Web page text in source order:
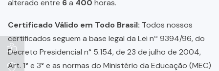
alterado entre 6a 400 horas.
Certificado Válido em Todo Brasil: Todos nossos
certificados seguem a base legal da Lei nº 9394/96, do
Decreto Presidencial n° 5.154, de 23 de julho de 2004,
Art. 1° e 3° e as normas do Ministério da Educação (MEC)